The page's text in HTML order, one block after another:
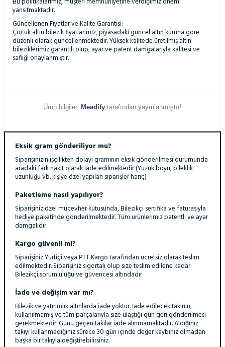
yansıtmaktadır.
Güncellenen Fiyatlar ve Kalite Garantisi:
Çocuk altın bilezik fiyatlarımız, piyasadaki güncel altın kuruna göre
düzenli olarak güncellenmektedir. Yüksek kalitede üretilmiş altın
bileziklerimiz garantili olup, ayar ve patent damgalarıyla kalitesi ve
saflığı onaylanmıştır.
Ürün bilgileri Meadify tarafından yayınlanmıştır!
Eksik gram gönderiliyor mu?
Siparişinizin işçilikten dolayı gramının eksik gönderilmesi durumunda
aradaki fark nakit olarak iade edilmektedir (Yüzük boyu, bileklik
uzunluğu vb. kişiye özel yapılan siparişler hariç)
Paketleme nasıl yapılıyor?
Siparişiniz özel mücevher kutusunda, Bilezikçi sertifika ve faturasıyla
hediye paketinde gönderilmektedir. Tüm ürünlerimiz patentli ve ayar
damgalıdır.
Kargo güvenli mi?
Siparişiniz Yurtiçi veya PTT Kargo tarafından ücretsiz olarak teslim
edilmektedir. Siparişiniz sigortalı olup size teslim edilene kadar
Bilezikçi sorumluluğu ve güvencesi altındadır.
İade ve değişim var mı?
Bilezik ve yatırımlık altınlarda iade yoktur. İade edilecek takının,
kullanılmamış ve tüm parçalarıyla size ulaştığı gün geri gönderilmesi
gerekmektedir. Günü geçen takılar iade alınmamaktadır. Aldığınız
takıyı kullanmadığınız sürece 30 gün içinde değer kaybınız olmadan
başka bir takıyla değiştirebilirsiniz.